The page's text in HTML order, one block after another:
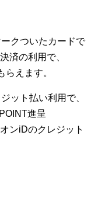
クついたカードで
済の利用で、
えます。
ット払い利用で、
進呈
ンiDのクレジット